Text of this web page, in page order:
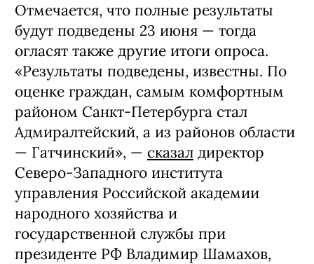
Отмечается, что полные результаты
будут подведены 23 июня — тогда
огласят также другие итоги опроса.
«Результаты подведены, известны. По
оценке граждан, самым комфортным
районом Санкт-Петербурга стал
Адмиралтейский, а из районов области
— Гатчинский», — сказал директор
Северо-Западного института
управления Российской академии
народного хозяйства и
государственной службы при
президенте РФ Владимир Шамахов,